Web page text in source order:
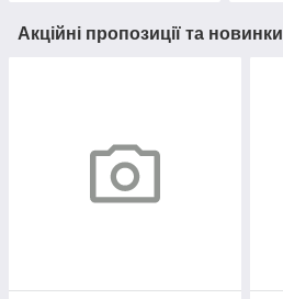
Акційні пропозиції та новинки